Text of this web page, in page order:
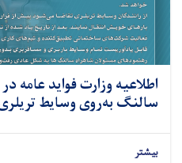
اطلاعیه وزارت فواید
سالنگ به‌روی وسایط
بیشتر